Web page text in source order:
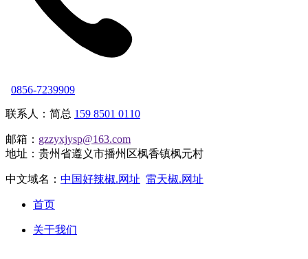
0856-7239909
联系人：简总 159 8501 0110
邮箱： gzzyxjysp@163.com
地址：贵州省遵义市播州区枫香镇枫元村
中文域名： 中国好辣椒.网址 雷天椒.网址
首页
关于我们